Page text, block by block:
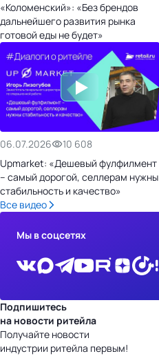
«Коломенский»: «Без брендов
дальнейшего развития рынка
готовой еды не будет»
06.07.2026
10 608
Upmarket: «Дешевый фулфилмент
– самый дорогой, селлерам нужны
стабильность и качество»
Все видео
Мы в соцсетях
Подпишитесь
на новости ритейла
Получайте новости
индустрии ритейла первым!